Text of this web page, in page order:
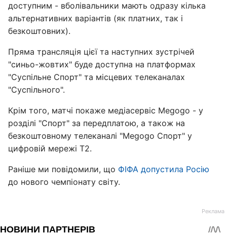
доступним - вболівальники мають одразу кілька
альтернативних варіантів (як платних, так і
безкоштовних).
Пряма трансляція цієї та наступних зустрічей
"синьо-жовтих" буде доступна на платформах
"Суспільне Спорт" та місцевих телеканалах
"Суспільного".
Крім того, матчі покаже медіасервіс Megogo - у
розділі "Спорт" за передплатою, а також на
безкоштовному телеканалі "Megogo Спорт" у
цифровій мережі Т2.
Раніше ми повідомили, що ФІФА допустила Росію
до нового чемпіонату світу.